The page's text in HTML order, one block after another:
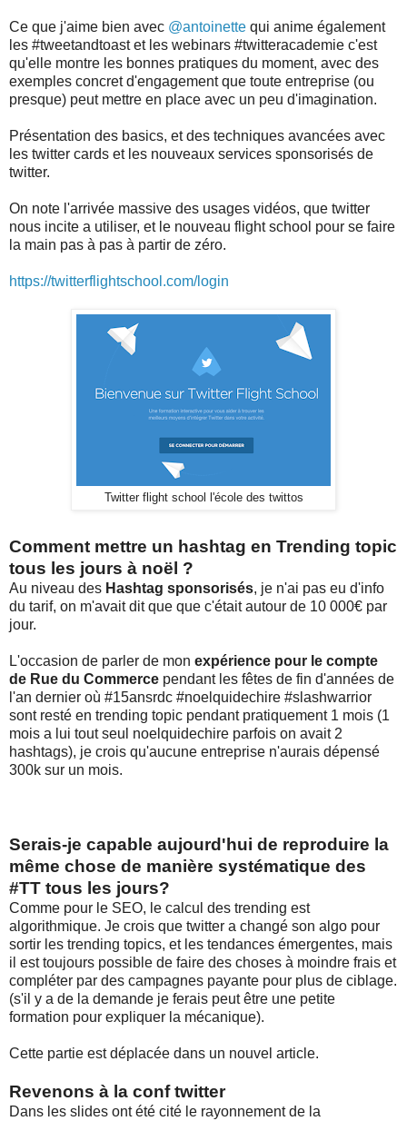
Ce que j'aime bien avec @antoinette qui anime également
les #tweetandtoast et les webinars #twitteracademie c'est
qu'elle montre les bonnes pratiques du moment, avec des
exemples concret d'engagement que toute entreprise (ou
presque) peut mettre en place avec un peu d'imagination.
Présentation des basics, et des techniques avancées avec
les twitter cards et les nouveaux services sponsorisés de
twitter.
On note l'arrivée massive des usages vidéos, que twitter
nous incite a utiliser, et le nouveau flight school pour se faire
la main pas à pas à partir de zéro.
https://twitterflightschool.com/login
Twitter flight school l'école des twittos
Comment mettre un hashtag en Trending topic
tous les jours à noël ?
Au niveau des Hashtag sponsorisés, je n'ai pas eu d'info
du tarif, on m'avait dit que que c'était autour de 10 000€ par
jour.
L'occasion de parler de mon expérience pour le compte
de Rue du Commerce pendant les fêtes de fin d'années de
l'an dernier où #15ansrdc #noelquidechire #slashwarrior
sont resté en trending topic pendant pratiquement 1 mois (1
mois a lui tout seul noelquidechire parfois on avait 2
hashtags), je crois qu'aucune entreprise n'aurais dépensé
300k sur un mois.
Serais-je capable aujourd'hui de reproduire la
même chose de manière systématique des
#TT tous les jours?
Comme pour le SEO, le calcul des trending est
algorithmique. Je crois que twitter a changé son algo pour
sortir les trending topics, et les tendances émergentes, mais
il est toujours possible de faire des choses à moindre frais et
compléter par des campagnes payante pour plus de ciblage.
(s'il y a de la demande je ferais peut être une petite
formation pour expliquer la mécanique).
Cette partie est déplacée dans un nouvel article.
Revenons à la conf twitter
Dans les slides ont été cité le rayonnement de la